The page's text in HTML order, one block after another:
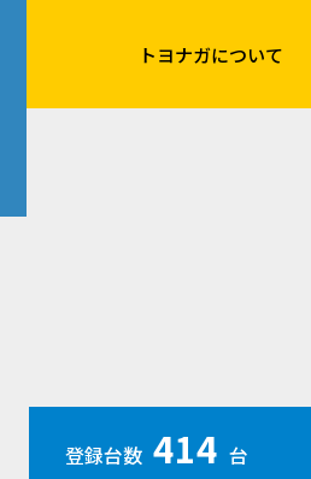
トヨナガについて
登録台数 414 台